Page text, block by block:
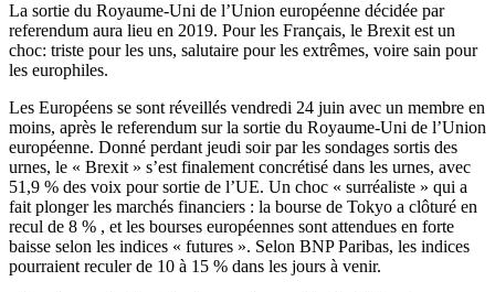
La sortie du Royaume-Uni de l’Union européenne décidée par
referendum aura lieu en 2019. Pour les Français, le Brexit est un
choc: triste pour les uns, salutaire pour les extrêmes, voire sain pour
les europhiles.
Les Européens se sont réveillés vendredi 24 juin avec un membre en
moins, après le referendum sur la sortie du Royaume-Uni de l’Union
européenne. Donné perdant jeudi soir par les sondages sortis des
urnes, le « Brexit » s’est finalement concrétisé dans les urnes, avec
51,9 % des voix pour sortie de l’UE. Un choc « surréaliste » qui a
fait plonger les marchés financiers : la bourse de Tokyo a clôturé en
recul de 8 % , et les bourses européennes sont attendues en forte
baisse selon les indices « futures ». Selon BNP Paribas, les indices
pourraient reculer de 10 à 15 % dans les jours à venir.